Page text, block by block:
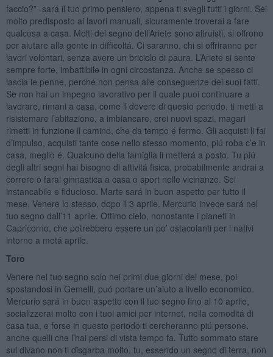
faccio?” -sará il tuo primo pensiero, appena ti svegli tutti i giorni. Sei
molto predisposto ai lavori manuali, sicuramente troverai a fare
qualcosa a casa. Molti del segno dell’Ariete sono altruisti, si offrono
per aiutare alla gente in difficoltá. Ci saranno, chi si offriranno per
lavori volontari, senza avere un briciolo di paura. L’Ariete si sente
sempre forte, imbattibile in ogni circostanza. Anche se spesso ci
lascia le penne, perché non pensa alle conseguenze dei suoi fatti.
Se non hai un impegno lavorativo per il quale puoi continuare a
lavorare, rimani a casa, come il dovere di questo periodo, ti metti a
risistemare l’abitazione, a imbiancare, crei nuovi spazi, magari
rimetti in funzione il camino, che da tempo é fermo. Gli acquisti li fai
d’impulso, acquisti tante cose nello stesso momento, piú roba c’e in
casa, meglio é. Qualcuno della famiglia li metterá a posto. Tu piú
degli altri segni hai bisogno di attivitá fisica, probabilmente andrai a
correre o farai ginnastica a casa o sport nelle vicinanze. Sei
instancabile e fiducioso. Marte sará in buon aspetto per tutto il
mese, Venere lo stesso, dopo il 3 aprile. Mercurio invece sará nel
tuo segno dall’11 aprile. Ottimo cielo, nonostante i pianeti in
Capricorno, che potrebbero essere un po’ ostacolanti per i nativi
intorno a metá aprile.
Toro
Venere nel tuo segno solo nei primi due giorni del mese, poi
spostandosi in Gemelli, puó portare un’aiuto a livello economico.
Mercurio sará in buon aspetto con il tuo segno fino al 10 aprile,
socializzerai molto con i tuoi amici per internet, nella comoditá di
casa tua, e forse in questo periodo ti cercheranno piú persone,
anche quelli che l’hai persi di vista tempo fa. Tutto sommato stare
sul divano non ti disgarba molto, tu, essendo un segno di terra, non